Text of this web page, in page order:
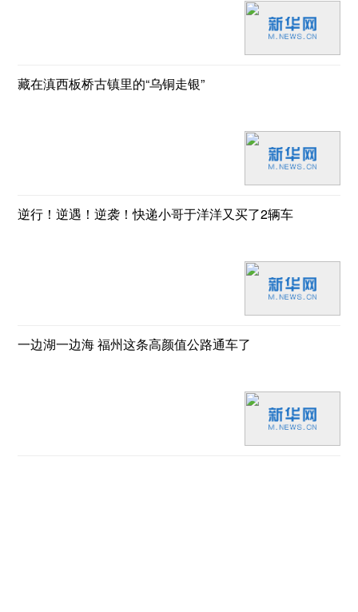
藏在滇西板桥古镇里的“乌铜走银”
逆行！逆遇！逆袭！快递小哥于洋洋又买了2辆车
一边湖一边海 福州这条高颜值公路通车了